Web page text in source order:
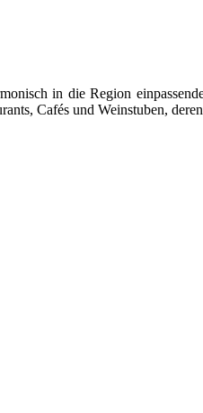
in die Region
Cafés und Weinstuben,